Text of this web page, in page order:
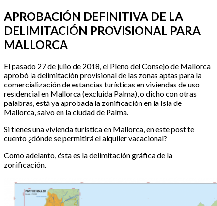
APROBACIÓN DEFINITIVA DE LA
DELIMITACIÓN PROVISIONAL PARA
MALLORCA
El pasado 27 de julio de 2018, el Pleno del Consejo de Mallorca
aprobó la delimitación provisional de las zonas aptas para la
comercialización de estancias turísticas en viviendas de uso
residencial en Mallorca (excluida Palma), o dicho con otras
palabras, está ya aprobada la zonificación en la Isla de
Mallorca, salvo en la ciudad de Palma.
Si tienes una vivienda turística en Mallorca, en este post te
cuento ¿dónde se permitirá el alquiler vacacional?
Como adelanto, ésta es la delimitación gráfica de la
zonificación.